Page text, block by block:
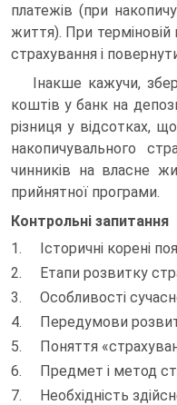
платежів (при
життя). При
страхування і
Інакше кажучи,
коштів у банк на
різниця у відсотках,
накопичувального
чинників на власне
прийнятної програми.
Контрольні запитання
1. Історичні корені
2. Етапи розвитку
3. Особливості
4. Передумови
5. Поняття
6. Предмет і метод
7. Необхідність